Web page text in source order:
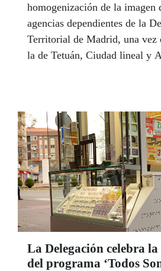
homogenización de la imagen
agencias dependientes de la
Territorial de Madrid, una vez
la de Tetuán, Ciudad lineal y
La Delegación celebra
del programa ‘Todos